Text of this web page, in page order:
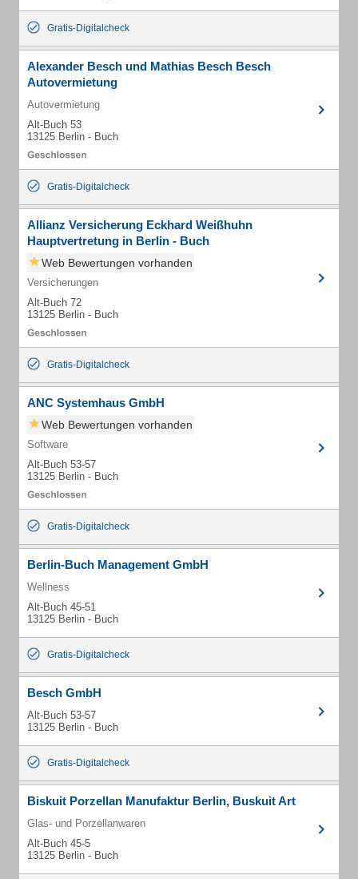
Gratis-Digitalcheck
Alexander Besch und Mathias Besch Besch
Autovermietung
Autovermietung
Alt-Buch 53
13125 Berlin - Buch
Gratis-Digitalcheck
Allianz Versicherung Eckhard Weißhuhn
Hauptvertretung in Berlin - Buch
Web Bewertungen vorhanden
Versicherungen
Alt-Buch 72
13125 Berlin - Buch
Gratis-Digitalcheck
ANC Systemhaus GmbH
Web Bewertungen vorhanden
Software
Alt-Buch 53-57
13125 Berlin - Buch
Gratis-Digitalcheck
Berlin-Buch Management GmbH
Wellness
Alt-Buch 45-51
13125 Berlin - Buch
Gratis-Digitalcheck
Besch GmbH
Alt-Buch 53-57
13125 Berlin - Buch
Gratis-Digitalcheck
Biskuit Porzellan Manufaktur Berlin, Buskuit Art
Glas- und Porzellanwaren
Alt-Buch 45-5
13125 Berlin - Buch